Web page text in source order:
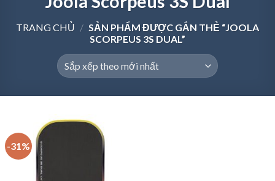
TRANG CHỦ / SẢN PHẨM ĐƯỢC GẮN THẺ “JOOLA
SCORPEUS 3S DUAL”
-31%